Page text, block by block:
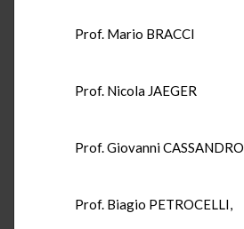
Prof. Mario BRACCI
Prof. Nicola JAEGER
Prof. Giovanni CASSANDRO
Prof. Biagio PETROCELLI,